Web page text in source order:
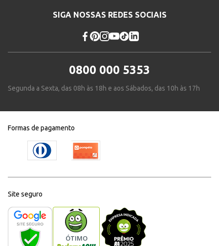
SIGA NOSSAS REDES SOCIAIS
0800 000 5353
Segunda a Sexta, das 08h às 18h e aos Sábados, das 10h às 17h
Formas de pagamento
Site seguro